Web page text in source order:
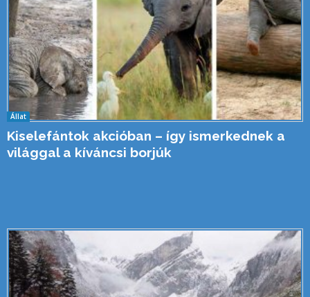
Állat
Kiselefántok akcióban – így ismerkednek a
világgal a kíváncsi borjúk